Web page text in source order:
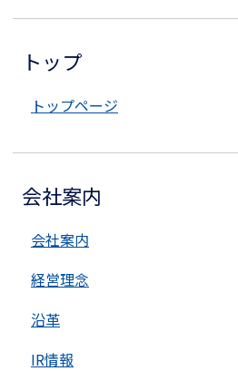
トップ
トップページ
会社案内
会社案内
経営理念
沿革
IR情報